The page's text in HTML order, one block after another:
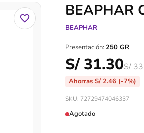
BEAPHAR
BEAPHAR
S/ 31.30S/
AhorrasS/ 2.46 (-7%)
SKU: 72729474046337
Presentación:250 GR
Agotado